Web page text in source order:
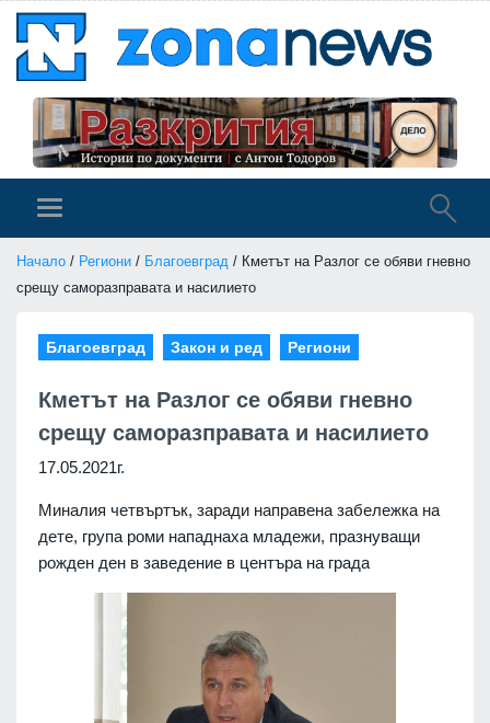
Начало / Региони / Благоевград / Кметът на Разлог се обяви гневно
срещу саморазправата и насилието
Благоевград Закон и ред Региони
Кметът на Разлог се обяви гневно
срещу саморазправата и насилието
17.05.2021г.
Миналия четвъртък, заради направена забележка на
дете, група роми нападнаха младежи, празнуващи
рожден ден в заведение в центъра на града